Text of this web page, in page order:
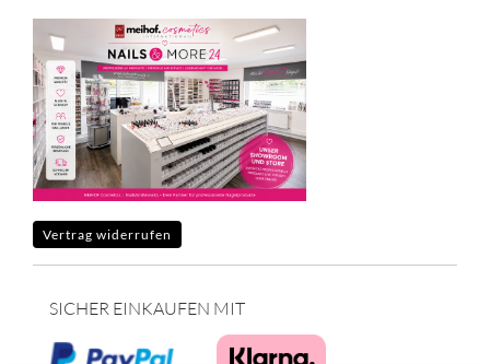
Vertrag widerrufen
SICHER EINKAUFEN MIT